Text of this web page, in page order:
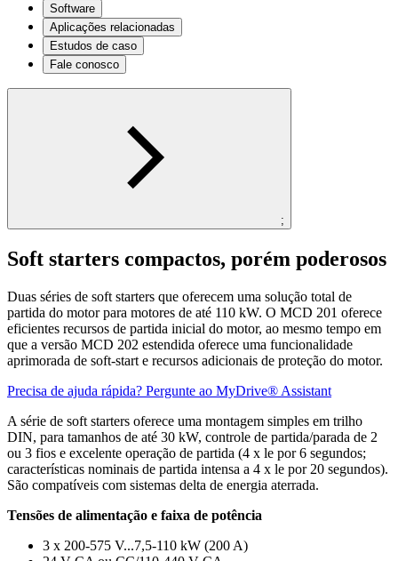
Software
Aplicações relacionadas
Estudos de caso
Fale conosco
;
Soft starters compactos, porém poderosos
Duas séries de soft starters que oferecem uma solução total de
partida do motor para motores de até 110 kW. O MCD 201 oferece
eficientes recursos de partida inicial do motor, ao mesmo tempo em
que a versão MCD 202 estendida oferece uma funcionalidade
aprimorada de soft-start e recursos adicionais de proteção do motor.
Precisa de ajuda rápida? Pergunte ao MyDrive® Assistant
A série de soft starters oferece uma montagem simples em trilho
DIN, para tamanhos de até 30 kW, controle de partida/parada de 2
ou 3 fios e excelente operação de partida (4 x le por 6 segundos;
características nominais de partida intensa a 4 x le por 20 segundos).
São compatíveis com sistemas delta de energia aterrada.
Tensões de alimentação e faixa de potência
3 x 200-575 V...7,5-110 kW (200 A)